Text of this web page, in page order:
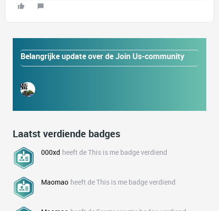
Belangrijke update over de Join Us-community
Laatst verdiende badges
000xd heeft de This is me badge verdiend
Maomao heeft de This is me badge verdiend